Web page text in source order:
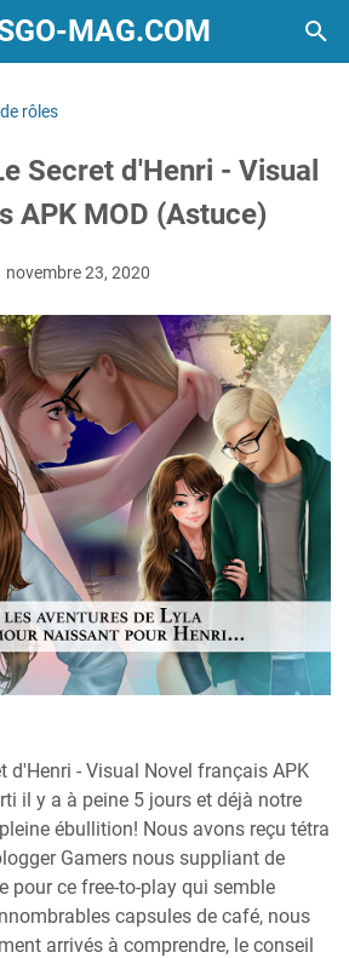
MAG.COM
rôles
Secret d'Henri - Visual
APK MOD (Astuce)
novembre 23, 2020
d'Henri - Visual Novel français APK
il y a à peine 5 jours et déjà notre
ébullition! Nous avons reçu tétra
Gamers nous suppliant de
pour ce free-to-play qui semble
capsules de café, nous
arrivés à comprendre, le conseil